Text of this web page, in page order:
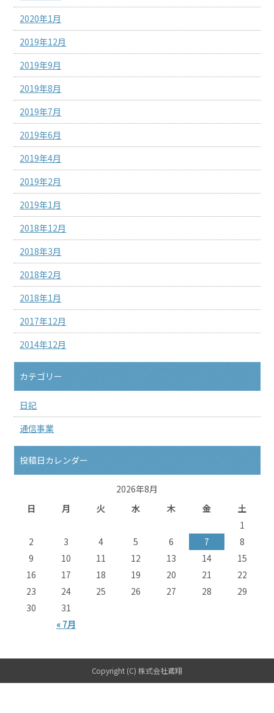
2020年1月
2019年12月
2019年9月
2019年8月
2019年7月
2019年6月
2019年4月
2019年2月
2019年1月
2018年12月
2018年3月
2018年2月
2018年1月
2017年12月
2014年12月
カテゴリー
日記
通信事業
投稿日カレンダー
2026年8月
日
月 火 水 木 金 土
« 7月
1
2
3 4 5 6 7
8
9
10 11 12 13 14
15
16
17 18 19 20 21
22
23
24 25 26 27 28
29
30
31
Copyright (C) 株式会社鳶翔